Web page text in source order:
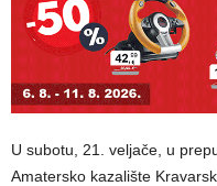
U subotu, 21. veljače, u
Amatersko kazalište